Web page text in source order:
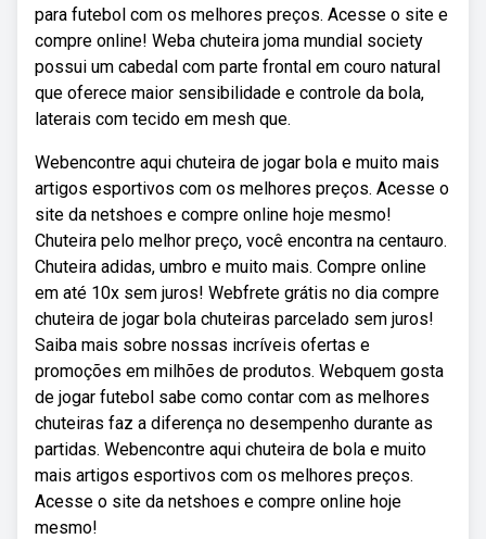
para futebol com os melhores preços. Acesse o site e
compre online! Weba chuteira joma mundial society
possui um cabedal com parte frontal em couro natural
que oferece maior sensibilidade e controle da bola,
laterais com tecido em mesh que.
Webencontre aqui chuteira de jogar bola e muito mais
artigos esportivos com os melhores preços. Acesse o
site da netshoes e compre online hoje mesmo!
Chuteira pelo melhor preço, você encontra na centauro.
Chuteira adidas, umbro e muito mais. Compre online
em até 10x sem juros! Webfrete grátis no dia compre
chuteira de jogar bola chuteiras parcelado sem juros!
Saiba mais sobre nossas incríveis ofertas e
promoções em milhões de produtos. Webquem gosta
de jogar futebol sabe como contar com as melhores
chuteiras faz a diferença no desempenho durante as
partidas. Webencontre aqui chuteira de bola e muito
mais artigos esportivos com os melhores preços.
Acesse o site da netshoes e compre online hoje
mesmo!